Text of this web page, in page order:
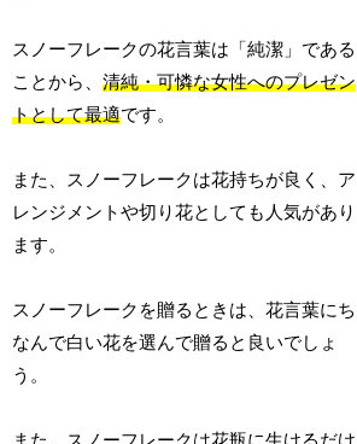
スノーフレークの花言葉は「純潔」である
ことから、清純・可憐な女性へのプレゼン
トとして最適です。
また、スノーフレークは花持ちが良く、ア
レンジメントや切り花としても人気があり
ます。
スノーフレークを贈るときは、花言葉にち
なんで白い花を選んで贈ると良いでしょ
う。